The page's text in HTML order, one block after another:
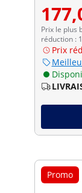
Prix le plus
réduction :
Prix
Promo